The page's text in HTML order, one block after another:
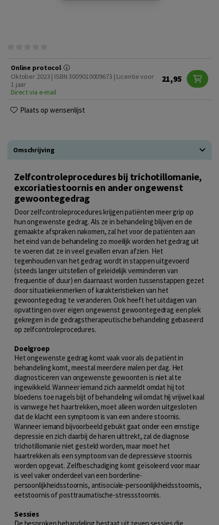
Online protocol
Oktober 2023 | ISBN 3009010009673 | Licentie voor
1 jaar
Direct via e-mail
21,95
Plaats op wensenlijst
Omschrijving
Zelfcontroleprocedures bij trichotillomanie,
excoriatiestoornis en ander ongewenst
gewoontegedrag
Door zelfcontroleprocedures krijgen patiënten meer grip op
hun ongewenste gedrag. Als ze in behandeling blijven en de
gemaakte afspraken nakomen, zal het voor de patiënten aan
het eind van de behandeling zo moeilijk worden het gedrag uit
te voeren dat ze in veel gevallen ervan afzien. Het
tegenhouden van het gedrag wordt in stappen uitgevoerd
(steeds langer uitstellen of geleidelijk verminderen van
frequentie of duur) en daarnaast worden tussenstappen gezet
door situatiekenmerken of karakteristieken van het
gewoontegedrag te veranderen. Ook heeft het uitdagen van
opvattingen over eigen ongewenst gewoontegedrag een plek
gekregen in de gedragstherapeutische behandeling gebaseerd
op zelfcontroleprocedures.
Doelgroep
Het ongewenste gedrag komt vaak voor als de patiënt in
behandeling komt, meestal meerdere malen per dag. Het
diagnosticeren van ongewenste gewoonten is niet al te
ingewikkeld. Wanneer iemand zich aanmeldt omdat hij tot
bloedens toe nagels bijt of behandeling wil omdat hij vrijwel kaal
is vanwege het haartrekken, moet alleen worden uitgesloten
dat de klacht een symptoom is van een andere stoornis.
Wanneer iemand bijvoorbeeld gebukt gaat onder een ernstige
depressie en zich daarbij de haren uittrekt, zal de diagnose
trichotillomanie niet gesteld worden, maar moet het
haartrekken als een symptoom van de depressieve stoornis
worden opgevat. Zelfbeschadiging komt geïsoleerd voor maar
is veel vaker onderdeel van een borderline-
persoonlijkheidsstoornis, antisociale-persoonlijkheidsstoornis,
eetstoornis of posttraumatische-stressstoornis.
Sessies